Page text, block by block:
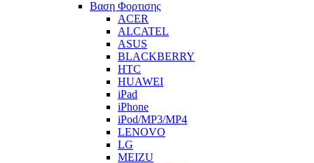
Βαση Φορτισης
ACER
ALCATEL
ASUS
BLACKBERRY
HTC
HUAWEI
iPad
iPhone
iPod/MP3/MP4
LENOVO
LG
MEIZU